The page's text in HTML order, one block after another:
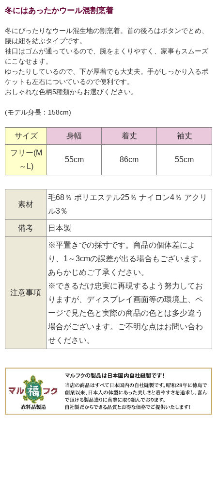
冬にはあったかウール混割烹着
冬にぴったりなウール混生地の割烹着。首の後ろはボタンでとめ、
腰は紐を結ぶタイプです。
袖口はゴムが通っているので、腕をまくりやすく、家事もスムーズ
にこなせます。
ゆったりしているので、下が厚着でも大丈夫。手がしっかり入るポ
ケットも左右についているので便利です。
おしゃれな色柄5種類からお選びください。
(モデル身長：158cm)
サイズ 身幅 着丈 袖丈
フリー(M
～L)
55cm 86cm 55cm
素材
毛68％ ポリエステル25％ ナイロン4％ アクリ
ル3％
備考 日本製
注意事項
※平置きでの採寸です。商品の個体差によ
り、1～3cmの誤差が出る場合もございます。
あらかじめご了承ください。
※できるだけ忠実に再現するよう努力してお
りますが、ディスプレイ画面等の環境上、ペ
ージで見た色と実際の商品の色とは多少違う
場合がございます。ご不明な点はお問い合わ
せください。